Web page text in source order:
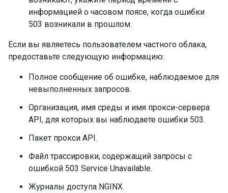
информацией о часовом поясе, когда ошибки
503 возникали в прошлом.
Если вы являетесь пользователем частного облака,
предоставьте следующую информацию:
Полное сообщение об ошибке, наблюдаемое для
невыполненных запросов.
Организация, имя среды и имя прокси-сервера
API, для которых вы наблюдаете ошибки 503.
Пакет прокси API.
Файл трассировки, содержащий запросы с
ошибкой 503 Service Unavailable.
Журналы доступа NGINX.